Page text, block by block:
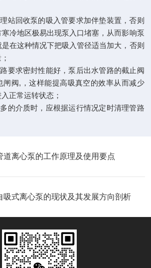
站回收泵的吸入管要求加伴垫装置，否则
冷地区极易出现泵入口堵塞，从而影响泵
在这种情况下把吸入管径适当加大，否则
要求密封性能好，泵后出水管路的截止阀
闸阀,，这样能提高吸真空的效率从而减少
正常运转状态；
的介质时，应根据运行情况定时清理管路
道离心泵的工作原理及使用要点
吸式离心泵的现状及其发展方向剖析